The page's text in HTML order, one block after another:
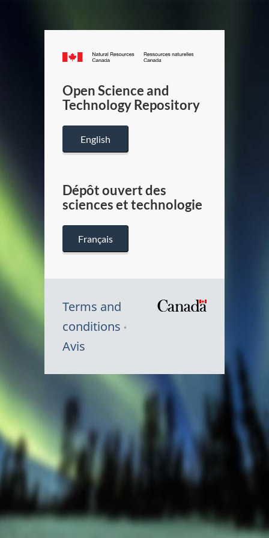
Canada.ca
/
Canada
Open Science and
Technology Repository
English
Dépôt ouvert des
sciences et technologie
Français
Terms and
conditions
Avis
Canada